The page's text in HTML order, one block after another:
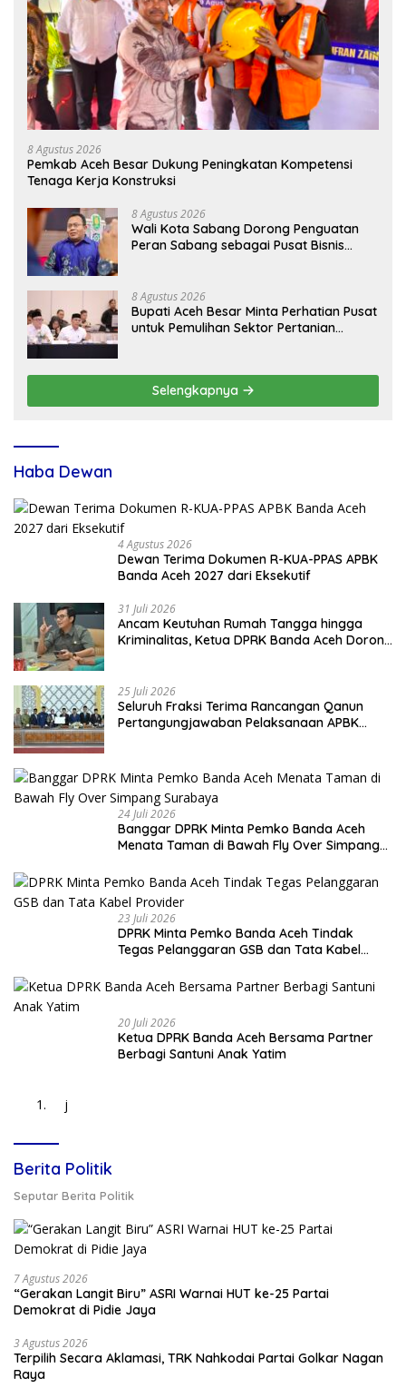
8 Agustus 2026
Pemkab Aceh Besar Dukung Peningkatan Kompetensi
Tenaga Kerja Konstruksi
8 Agustus 2026
Wali Kota Sabang Dorong Penguatan
Peran Sabang sebagai Pusat Bisnis
8 Agustus 2026
Bupati Aceh Besar Minta Perhatian Pusat
untuk Pemulihan Sektor Pertanian
Selengkapnya
Haba Dewan
4 Agustus 2026
Dewan Terima Dokumen R-KUA-PPAS APBK
Banda Aceh 2027 dari Eksekutif
31 Juli 2026
Ancam Keutuhan Rumah Tangga hingga
Kriminalitas, Ketua DPRK Banda Aceh Dorong
25 Juli 2026
Seluruh Fraksi Terima Rancangan Qanun
Pertangungjawaban Pelaksanaan APBK
24 Juli 2026
Banggar DPRK Minta Pemko Banda Aceh
Menata Taman di Bawah Fly Over Simpang
23 Juli 2026
DPRK Minta Pemko Banda Aceh Tindak
Tegas Pelanggaran GSB dan Tata Kabel
20 Juli 2026
Ketua DPRK Banda Aceh Bersama Partner
Berbagi Santuni Anak Yatim
j
Berita Politik
Seputar Berita Politik
7 Agustus 2026
“Gerakan Langit Biru” ASRI Warnai HUT ke-25 Partai
Demokrat di Pidie Jaya
3 Agustus 2026
Terpilih Secara Aklamasi, TRK Nahkodai Partai Golkar Nagan
Raya